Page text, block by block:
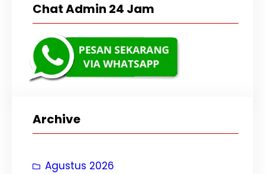
Chat Admin 24 Jam
Archive
Agustus 2026